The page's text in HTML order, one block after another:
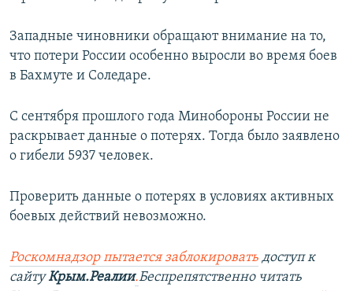
Западные чиновники обращают внимание на то,
что потери России особенно выросли во время боев
в Бахмуте и Соледаре.
С сентября прошлого года Минобороны России не
раскрывает данные о потерях. Тогда было заявлено
о гибели 5937 человек.
Проверить данные о потерях в условиях активных
боевых действий невозможно.
Роскомнадзор пытается заблокировать доступ к
сайтуКрым.Реалии.Беспрепятственно читать